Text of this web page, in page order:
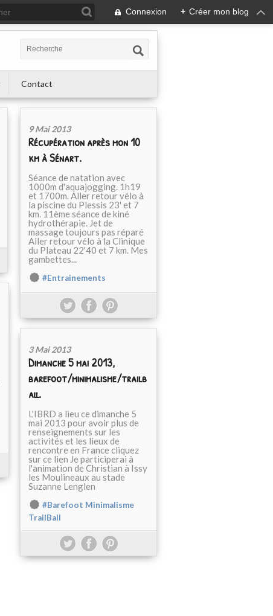
Connexion + Créer mon blog
Contact
9 Mai 2013
Récupération après mon 10
km à Sénart.
Séance de natation avec
1000m d'aquajogging. 1h19
et 1700m. Aller retour vélo à
la piscine du Plessis 23' et 7
km. 11ème séance de kiné
hydrothérapie. Jet de
massage toujours pas réparé
Aller retour vélo à la Clinique
du Plateau 22'40 et 7 km. Mes
gambettes...
#Entrainements
3 Mai 2013
Dimanche 5 mai 2013,
barefoot/minimalisme/trailb
all.
L'IBRD a lieu ce dimanche 5
mai 2013 pour avoir plus de
renseignements sur les
activités et les lieux de
rencontre en France cliquez
sur ce lien Je participerai à
l'animation de Christian à Issy
les Moulineaux au stade
Suzanne Lenglen
#Barefoot Minimalisme
TrailBall